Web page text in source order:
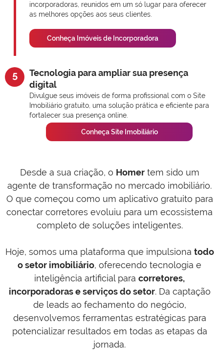
incorporadoras, reunidos em um só lugar para oferecer
as melhores opções aos seus clientes.
Conheça Imóveis de Incorporadora
5
Tecnologia para ampliar sua presença
digital
Divulgue seus imóveis de forma profissional com o Site
Imobiliário gratuito, uma solução prática e eficiente para
fortalecer sua presença online.
Conheça Site Imobiliário
Desde a sua criação, o Homertem sido um
agente de transformação no mercado imobiliário.
O que começou como um aplicativo gratuito para
conectar corretores evoluiu para um ecossistema
completo de soluções inteligentes.
Hoje, somos uma plataforma que impulsiona todo
o setor imobiliário, oferecendo tecnologia e
inteligência artificial para corretores,
incorporadoras e serviços do setor. Da captação
de leads ao fechamento do negócio,
desenvolvemos ferramentas estratégicas para
potencializar resultados em todas as etapas da
jornada.